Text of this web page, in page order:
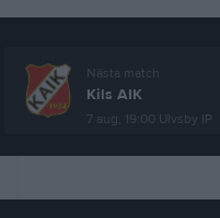
Nästa match
Kils AIK
7 aug, 19:00 Ulvsby IP